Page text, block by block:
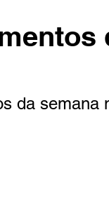
da semana